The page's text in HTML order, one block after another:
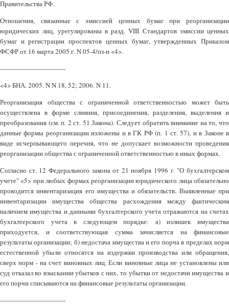
Правительства РФ.
Отношения, связанные с эмиссией ценных бумаг при реорганизации
юридических лиц, урегулированы в разд. VIII Стандартов эмиссии ценных
бумаг и регистрации проспектов ценных бумаг, утвержденных Приказом
ФСФР от 16 марта 2005 г. N 05-4/пз-н <4>.
--------------------------------
<4> БНА. 2005. N N 18, 52; 2006. N 11.
Реорганизация общества с ограниченной ответственностью может быть
осуществлена в форме слияния, присоединения, разделения, выделения и
преобразования (см. п. 2 ст. 51 Закона). Следует обратить внимание на то, что
данные формы реорганизации изложены и в ГК РФ (п. 1 ст. 57), и в Законе в
виде исчерпывающего перечня, что не допускает возможности проведения
реорганизации общества с ограниченной ответственностью в иных формах.
Согласно ст. 12 Федерального закона от 21 ноября 1996 г. "О бухгалтерском
учете" <5> при любых формах реорганизации юридического лица обязательно
проводится инвентаризация его имущества и обязательств. Выявленные при
инвентаризации имущества общества расхождения между фактическим
наличием имущества и данными бухгалтерского учета отражаются на счетах
бухгалтерского учета в следующем порядке: а) излишек имущества
приходуется, и соответствующая сумма зачисляется на финансовые
результаты организации; б) недостача имущества и его порча в пределах норм
естественной убыли относятся на издержки производства или обращения,
сверх норм - на счет виновных лиц. Если виновные лица не установлены или
суд отказал во взыскании убытков с них, то убытки от недостачи имущества и
его порчи списываются на финансовые результаты организации.
--------------------------------